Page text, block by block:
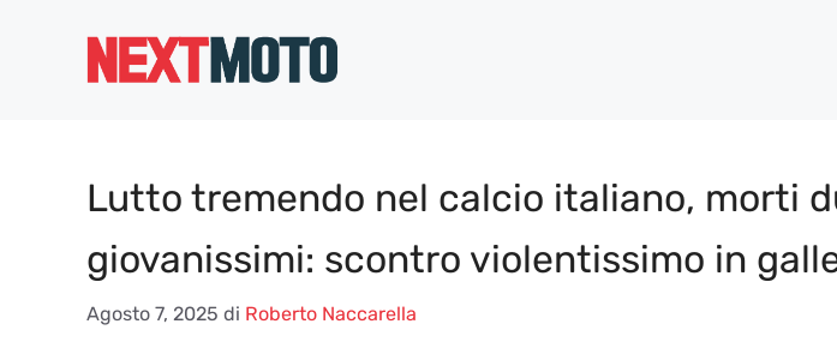
Lutto tremendo nel calcio italiano, morti
giovanissimi: scontro violentissimo in
Agosto 7, 2025 di Roberto Naccarella